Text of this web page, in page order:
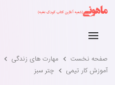
صفحه نخست مهارت های زندگی
آموزش کار تیمی
چتر سبز